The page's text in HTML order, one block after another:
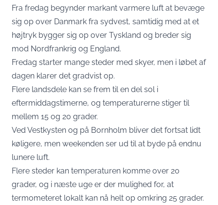
Fra fredag begynder markant varmere luft at bevæge
sig op over Danmark fra sydvest, samtidig med at et
højtryk bygger sig op over Tyskland og breder sig
mod Nordfrankrig og England.
Fredag starter mange steder med skyer, men i løbet af
dagen klarer det gradvist op.
Flere landsdele kan se frem til en del sol i
eftermiddagstimerne, og temperaturerne stiger til
mellem 15 og 20 grader.
Ved Vestkysten og på Bornholm bliver det fortsat lidt
køligere, men weekenden ser ud til at byde på endnu
lunere luft.
Flere steder kan temperaturen komme over 20
grader, og i næste uge er der mulighed for, at
termometeret lokalt kan nå helt op omkring 25 grader.